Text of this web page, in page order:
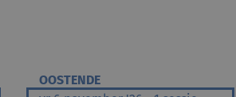
OOSTENDE